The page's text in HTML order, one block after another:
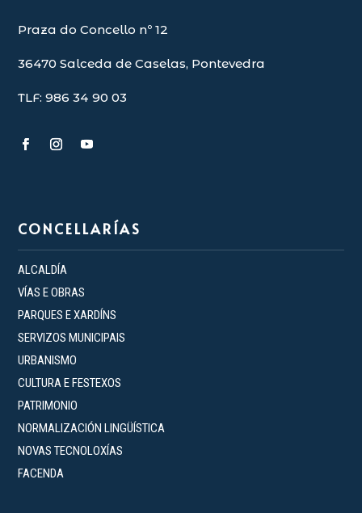
Praza do Concello nº 12
36470 Salceda de Caselas, Pontevedra
TLF: 986 34 90 03
CONCELLARÍAS
ALCALDÍA
VÍAS E OBRAS
PARQUES E XARDÍNS
SERVIZOS MUNICIPAIS
URBANISMO
CULTURA E FESTEXOS
PATRIMONIO
NORMALIZACIÓN LINGÜÍSTICA
NOVAS TECNOLOXÍAS
FACENDA